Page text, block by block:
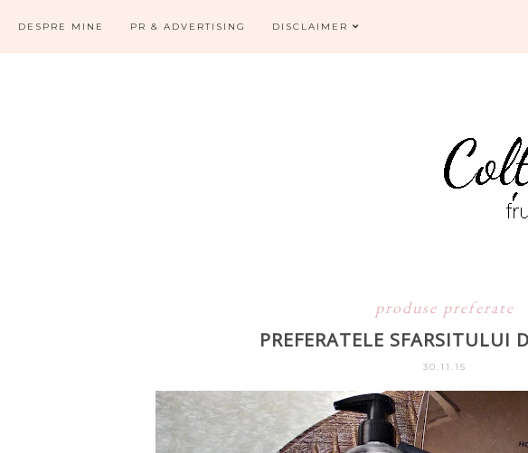
DESPRE MINE PR & ADVERTISING DISCLAIMER
produse preferate
PREFERATELE SFARSITULUI
30.11.15